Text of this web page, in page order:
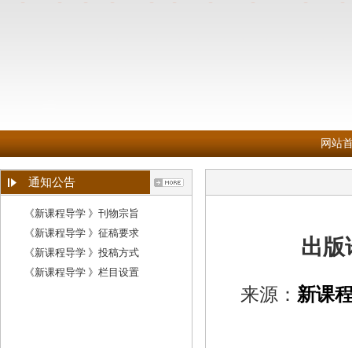
网站
通知公告
《新课程导学 》刊物宗旨
《新课程导学 》征稿要求
《新课程导学 》投稿方式
《新课程导学 》栏目设置
出版
来源： 新课